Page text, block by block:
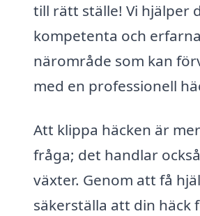
till rätt ställe! Vi hjälper
kompetenta och
närområde som kan
med en professionell
Att klippa häcken är
fråga; det handlar
växter. Genom att få
säkerställa att din häck